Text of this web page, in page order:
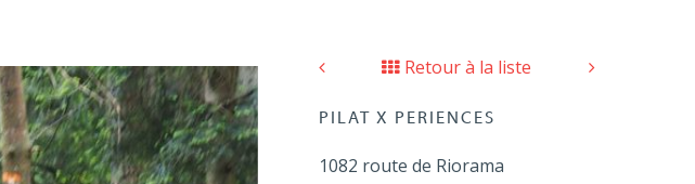
Retour à la liste
PILAT X PERIENCES
1082 route de Riorama